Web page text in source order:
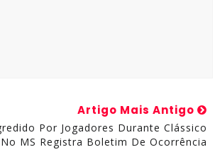
Artigo Mais Antigo
Por Jogadores Durante Clássico
No MS Registra Boletim De Ocorrência